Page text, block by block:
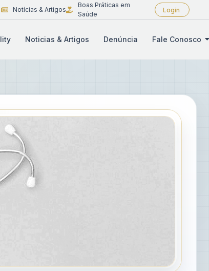
Notícias & Artigos
Boas Práticas em
Saúde
Login
Noticias & Artigos Denúncia Fale Conosco